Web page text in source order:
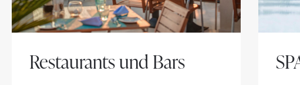
Restaurants und Bars